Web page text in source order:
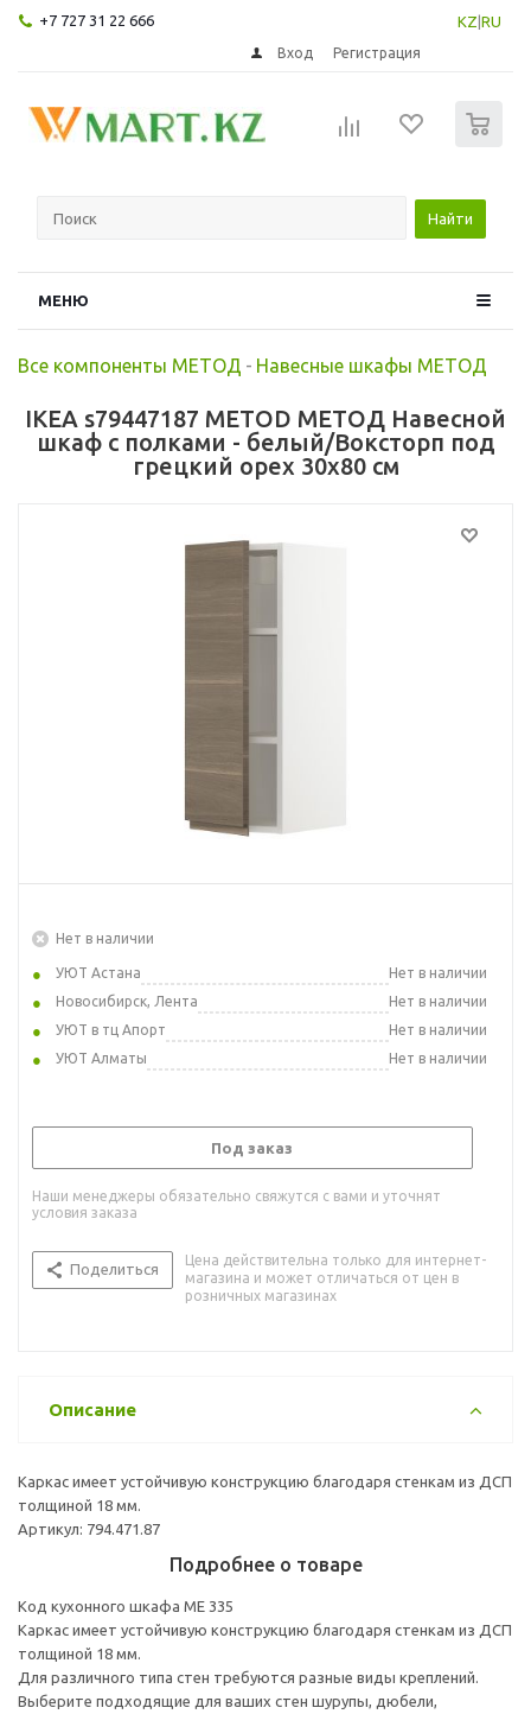
+7 727 31 22 666 KZ RU
Вход Регистрация
Найти
МЕНЮ
Все компоненты МЕТОД - Навесные шкафы МЕТОД
IKEA s79447187 METOD МЕТОД Навесной
шкаф с полками - белый/Воксторп под
грецкий орех 30x80 см
Нет в наличии
УЮТ Астана
Нет в наличии
Новосибирск, Лента
Нет в наличии
УЮТ в тц Апорт
Нет в наличии
УЮТ Алматы
Нет в наличии
Под заказ
Наши менеджеры обязательно свяжутся с вами и уточнят
условия заказа
Поделиться
Цена действительна только для интернет-
магазина и может отличаться от цен в
розничных магазинах
Описание
Каркас имеет устойчивую конструкцию благодаря стенкам из ДСП
толщиной 18 мм.
Артикул: 794.471.87
Подробнее о товаре
Код кухонного шкафа ME 335
Каркас имеет устойчивую конструкцию благодаря стенкам из ДСП
толщиной 18 мм.
Для различного типа стен требуются разные виды креплений.
Выберите подходящие для ваших стен шурупы, дюбели,